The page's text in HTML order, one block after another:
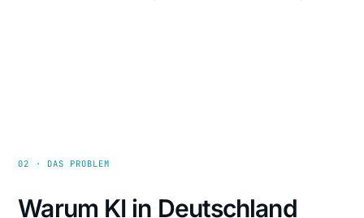
02 · DAS PROBLEM
Warum KI in Deutschland